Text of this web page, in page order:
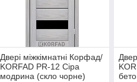
Двері міжкімнатні Корфад/
KORFAD PR-12 Сіра
модрина (скло чорне)